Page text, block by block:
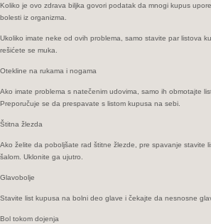
Koliko je ovo zdrava biljka govori podatak da mnogi kupus
bolesti iz organizma.
Ukoliko imate neke od ovih problema, samo stavite par listova
rešićete se muka.
Otekline na rukama i nogama
Ako imate problema s natečenim udovima, samo ih obmotajte
Preporučuje se da prespavate s listom kupusa na sebi.
Štitna žlezda
Ako želite da poboljšate rad štitne žlezde, pre spavanje stavite
šalom. Uklonite ga ujutro.
Glavobolje
Stavite list kupusa na bolni deo glave i čekajte da nesnosne
Bol tokom dojenja